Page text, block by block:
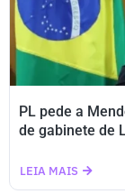
PL pede a
de gabinete de
LEIA MAIS